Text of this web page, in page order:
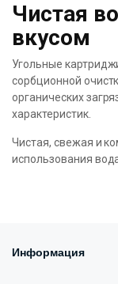
Чистая
вкусом
Угольные
сорбционной
органических
характеристик.
Чистая, свежая и
использования
Информация